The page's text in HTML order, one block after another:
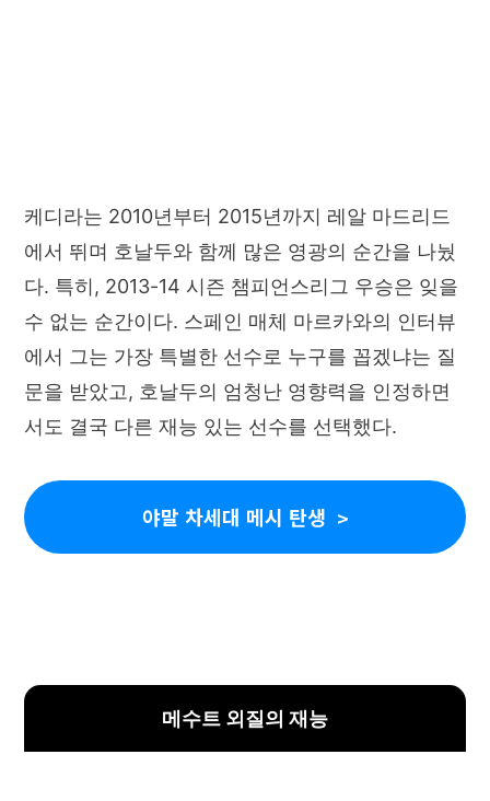
케디라는 2010년부터 2015년까지 레알 마드리드
에서 뛰며 호날두와 함께 많은 영광의 순간을 나눴
다. 특히, 2013-14 시즌 챔피언스리그 우승은 잊을
수 없는 순간이다. 스페인 매체 마르카와의 인터뷰
에서 그는 가장 특별한 선수로 누구를 꼽겠냐는 질
문을 받았고, 호날두의 엄청난 영향력을 인정하면
서도 결국 다른 재능 있는 선수를 선택했다.
야말 차세대 메시 탄생
메수트 외질의 재능